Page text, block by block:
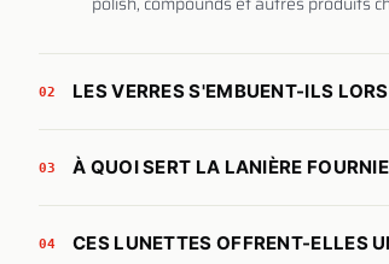
02 LES VERRES S'EMBUENT-ILS
03 À QUOI SERT LA LANIÈRE
04 CES LUNETTES OFFRENT-ELLES